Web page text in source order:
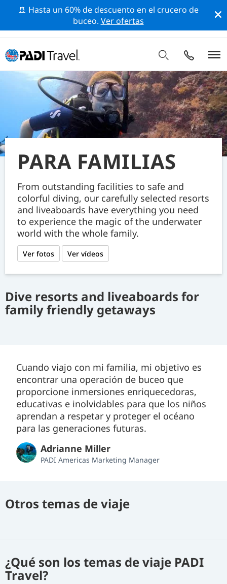
🚢 Hasta un 60% de descuento en el crucero de
buceo. Ver ofertas
PARA FAMILIAS
From outstanding facilities to safe and
colorful diving, our carefully selected resorts
and liveaboards have everything you need
to experience the magic of the underwater
world with the whole family.
Ver fotos Ver vídeos
Dive resorts and liveaboards for
family friendly getaways
Cuando viajo con mi familia, mi objetivo es
encontrar una operación de buceo que
proporcione inmersiones enriquecedoras,
educativas e inolvidables para que los niños
aprendan a respetar y proteger el océano
para las generaciones futuras.
Adrianne Miller
PADI Americas Marketing Manager
Otros temas de viaje
¿Qué son los temas de viaje PADI
Travel?